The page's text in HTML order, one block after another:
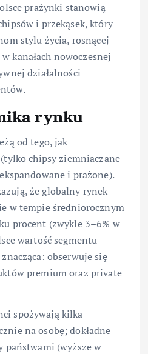
prażynki stanowią
i przekąsek, który
stylu życia, rosnącej
kanałach nowoczesnej
działalności
rynku
od tego, jak
chipsy ziemniaczane
i prażone).
że globalny rynek
w tempie średniorocznym
procent (zwykle 3–6% w
wartość segmentu
obserwuje się
premium oraz private
spożywają kilka
na osobę; dokładne
państwami (wyższe w